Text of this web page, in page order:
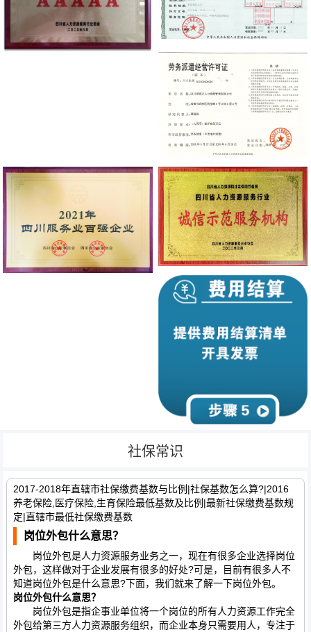
社保常识
2017-2018年直辖市社保缴费基数与比例|社保基数怎么算?|2016
养老保险,医疗保险,生育保险最低基数及比例|最新社保缴费基数规
定|直辖市最低社保缴费基数
岗位外包什么意思？
岗位外包是人力资源服务业务之一，现在有很多企业选择岗位
外包，这样做对于企业发展有很多的好处?可是，目前有很多人不
知道岗位外包是什么意思?下面，我们就来了解一下岗位外包。
岗位外包什么意思？
岗位外包是指企事业单位将一个岗位的所有人力资源工作完全
外包给第三方人力资源服务组织，而企业本身只需要用人，专注于